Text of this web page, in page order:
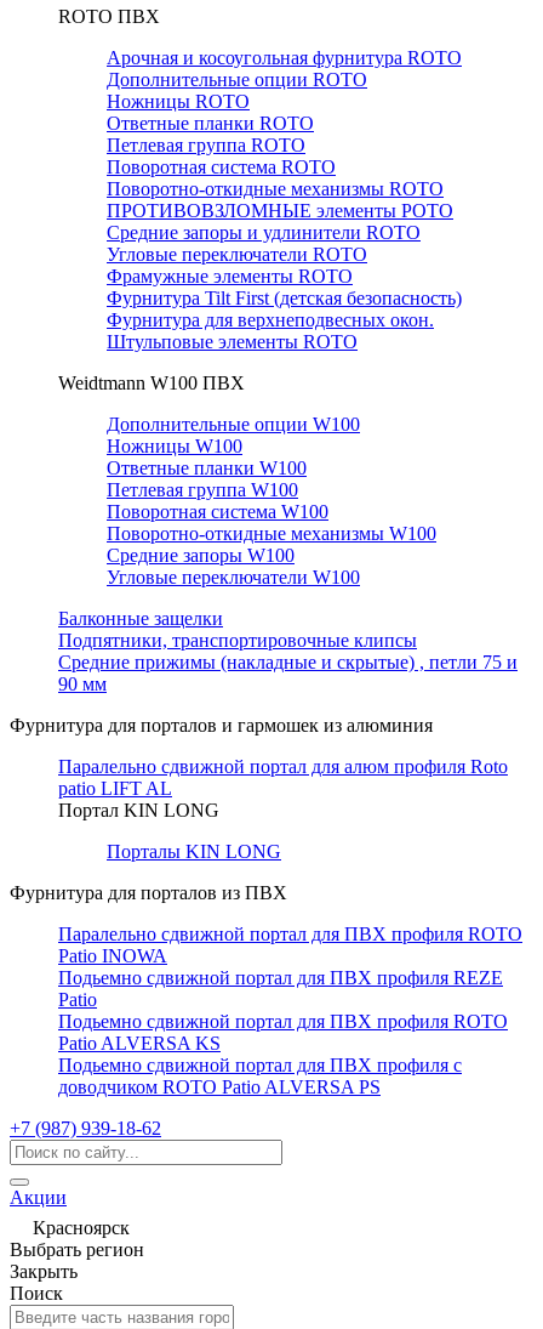
RОTO ПВХ
Арочная и косоугольная фурнитура ROTO
Дополнительные опции ROTO
Ножницы ROTO
Ответные планки ROTO
Петлевая группа ROTO
Поворотная система ROTO
Поворотно-откидные механизмы ROTO
ПРОТИВОВЗЛОМНЫЕ элементы РОТО
Средние запоры и удлинители ROTO
Угловые переключатели ROTO
Фрамужные элементы ROTO
Фурнитура Tilt First (детская безопасность)
Фурнитура для верхнеподвесных окон.
Штульповые элементы ROTO
Weidtmann W100 ПВХ
Дополнительные опции W100
Ножницы W100
Ответные планки W100
Петлевая группа W100
Поворотная система W100
Поворотно-откидные механизмы W100
Средние запоры W100
Угловые переключатели W100
Балконные защелки
Подпятники, транспортировочные клипсы
Средние прижимы (накладные и скрытые) , петли 75 и
90 мм
Фурнитура для порталов и гармошек из алюминия
Паралельно сдвижной портал для алюм профиля Roto
patio LIFT AL
Портал KIN LONG
Порталы KIN LONG
Фурнитура для порталов из ПВХ
Паралельно сдвижной портал для ПВХ профиля ROTO
Patio INOWA
Подьемно сдвижной портал для ПВХ профиля REZE
Patio
Подьемно сдвижной портал для ПВХ профиля ROTO
Patio ALVERSA KS
Подьемно сдвижной портал для ПВХ профиля с
доводчиком ROTO Patio ALVERSA PS
+7 (987) 939-18-62
Акции
Красноярск
Выбрать регион
Закрыть
Поиск